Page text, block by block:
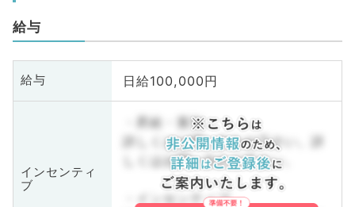
給与
給与 日給100,000円
インセンティ
ブ
・昇給・賞与
詳しくはお問い合わせ下さい。詳
しくはお問い合わせ下さい。
・インセンティブ